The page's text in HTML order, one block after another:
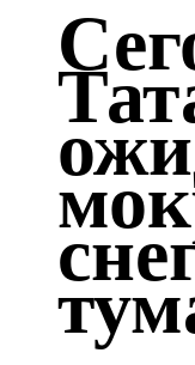
105,2
Казан
91,5 FM
Кайбыч
106,1
Кама